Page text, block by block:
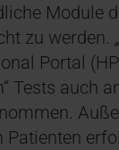
Module
zu
Portal
Tests auch
Patienten